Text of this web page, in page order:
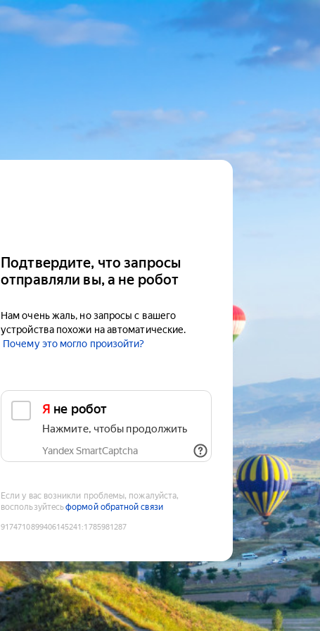
Подтвердите, что запросы
отправляли вы, а не робот
Нам очень жаль, но запросы с вашего
устройства похожи на автоматические.
Почему это могло произойти?
Я не робот
Нажмите, чтобы продолжить
Yandex SmartCaptcha
Если у вас возникли проблемы, пожалуйста,
воспользуйтесьформой обратной связи
9174710899406145241 :1785981287